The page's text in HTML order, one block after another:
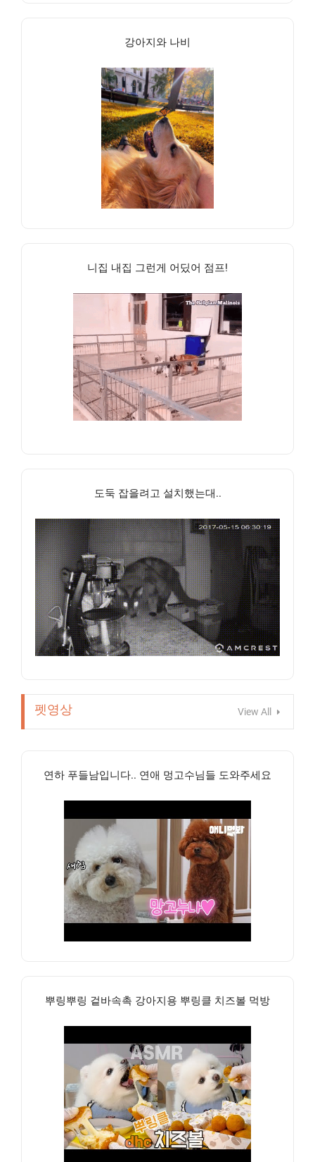
강아지와 나비
니집 내집 그런게 어딨어 점프!
도둑 잡을려고 설치했는대..
펫영상 View All
연하 푸들남입니다.. 연애 멍고수님들 도와주세요
뿌링뿌링 겉바속촉 강아지용 뿌링클 치즈볼 먹방